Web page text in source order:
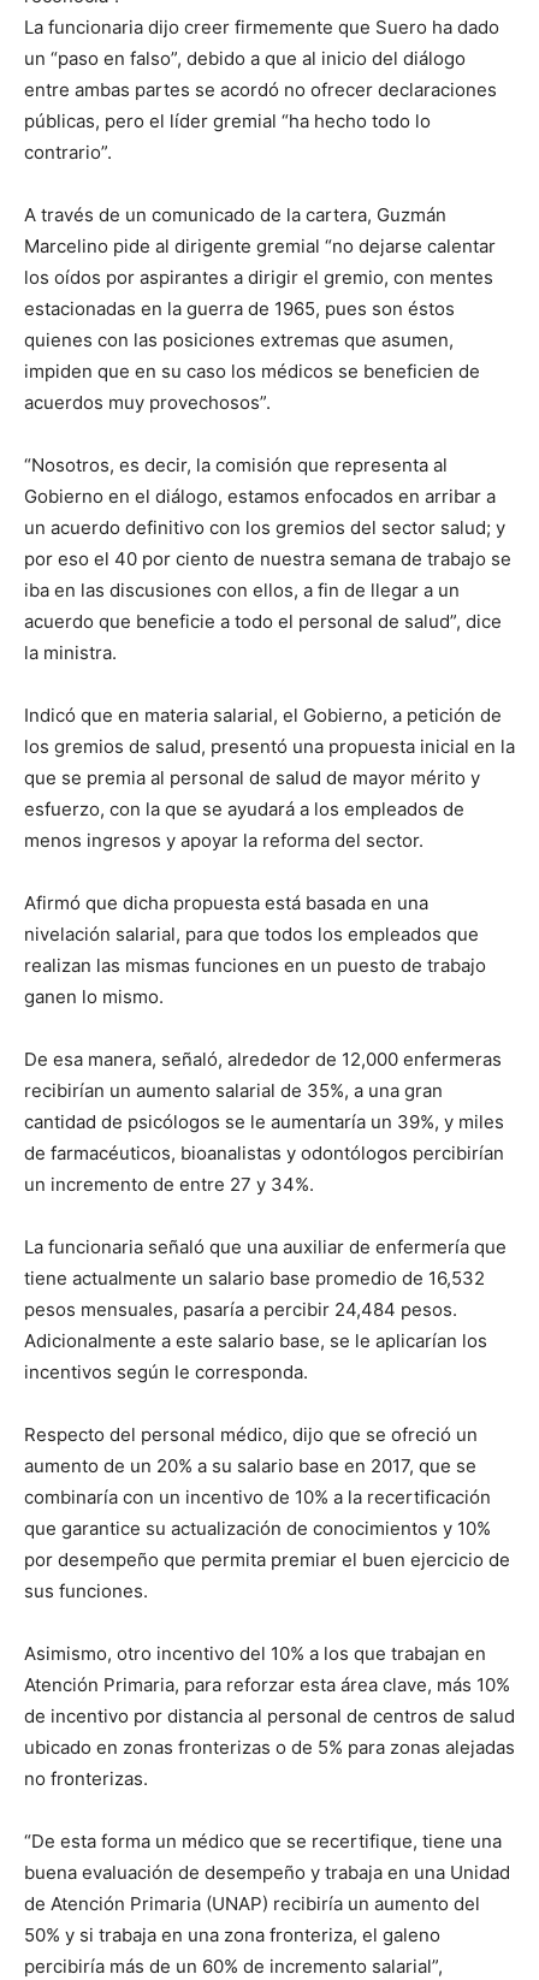
La funcionaria dijo creer firmemente que Suero ha dado
un “paso en falso”, debido a que al inicio del diálogo
entre ambas partes se acordó no ofrecer declaraciones
públicas, pero el líder gremial “ha hecho todo lo
contrario”.
A través de un comunicado de la cartera, Guzmán
Marcelino pide al dirigente gremial “no dejarse calentar
los oídos por aspirantes a dirigir el gremio, con mentes
estacionadas en la guerra de 1965, pues son éstos
quienes con las posiciones extremas que asumen,
impiden que en su caso los médicos se beneficien de
acuerdos muy provechosos”.
“Nosotros, es decir, la comisión que representa al
Gobierno en el diálogo, estamos enfocados en arribar a
un acuerdo definitivo con los gremios del sector salud; y
por eso el 40 por ciento de nuestra semana de trabajo se
iba en las discusiones con ellos, a fin de llegar a un
acuerdo que beneficie a todo el personal de salud”, dice
la ministra.
Indicó que en materia salarial, el Gobierno, a petición de
los gremios de salud, presentó una propuesta inicial en la
que se premia al personal de salud de mayor mérito y
esfuerzo, con la que se ayudará a los empleados de
menos ingresos y apoyar la reforma del sector.
Afirmó que dicha propuesta está basada en una
nivelación salarial, para que todos los empleados que
realizan las mismas funciones en un puesto de trabajo
ganen lo mismo.
De esa manera, señaló, alrededor de 12,000 enfermeras
recibirían un aumento salarial de 35%, a una gran
cantidad de psicólogos se le aumentaría un 39%, y miles
de farmacéuticos, bioanalistas y odontólogos percibirían
un incremento de entre 27 y 34%.
La funcionaria señaló que una auxiliar de enfermería que
tiene actualmente un salario base promedio de 16,532
pesos mensuales, pasaría a percibir 24,484 pesos.
Adicionalmente a este salario base, se le aplicarían los
incentivos según le corresponda.
Respecto del personal médico, dijo que se ofreció un
aumento de un 20% a su salario base en 2017, que se
combinaría con un incentivo de 10% a la recertificación
que garantice su actualización de conocimientos y 10%
por desempeño que permita premiar el buen ejercicio de
sus funciones.
Asimismo, otro incentivo del 10% a los que trabajan en
Atención Primaria, para reforzar esta área clave, más 10%
de incentivo por distancia al personal de centros de salud
ubicado en zonas fronterizas o de 5% para zonas alejadas
no fronterizas.
“De esta forma un médico que se recertifique, tiene una
buena evaluación de desempeño y trabaja en una Unidad
de Atención Primaria (UNAP) recibiría un aumento del
50% y si trabaja en una zona fronteriza, el galeno
percibiría más de un 60% de incremento salarial”,